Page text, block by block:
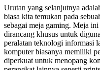
Urutan yang selanjutnya
biasa kita temukan pada
sebagai meja gaming. Meja
dirancang khusus untuk
peralatan teknologi informasi
komputer biasanya memiliki
diperkuat untuk menopang